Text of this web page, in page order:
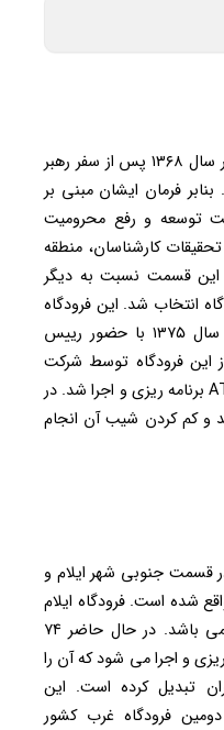
تصمیم برای ساخت فرودگاه ایلام در سال ۱۳۶۸ پس از سفر رهبر
فرمان ایشان مبنی بر
توسعه و رفع محرومیت
کارشناسان، منطقه
قسمت نسبت به دیگر
انتخاب شد. این فرودگاه
با مساحتی برابر با ۲۸۳ هکتار در سال ۱۳۷۵ با حضور رییس
این فرودگاه توسط شرکت
هواپیمائی آسمان و هواپیمای ATR72 برنامه ریزی و اجرا شد. در
باند و کم کردن شیب آن انجام
۱۰ کیلومتری در قسمت جنوبی شهر ایلام و
دریا واقع شده است. فرودگاه ایلام
تنها فرودگاه فعال در استان ایلام می باشد. در حال حاضر ۷۴
ریزی و اجرا می شود که آن را
تبدیل کرده است. این
فرودگاه غرب کشور